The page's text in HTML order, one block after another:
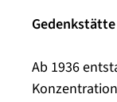
Ab 1936